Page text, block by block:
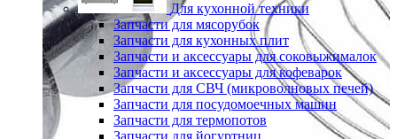
Для кухонной техники
Запчасти для мясорубок
Запчасти для кухонных плит
Запчасти и аксессуары для соковыжималок
Запчасти и аксессуары для кофеварок
Запчасти для СВЧ (микроволновых печей)
Запчасти для посудомоечных машин
Запчасти для термопотов
Запчасти для йогуртниц